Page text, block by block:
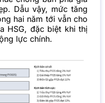
Dẫu vậy, mức tăng
hai năm tới vẫn cho
HSG, đặc biệt khi thị
lực chính.